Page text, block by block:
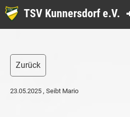
TSV Kunnersdorf e.V.
Zurück
23.05.2025 , Seibt Mario